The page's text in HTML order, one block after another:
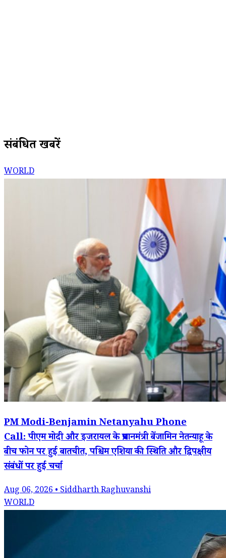
संबंधित खबरें
WORLD
PM Modi-Benjamin Netanyahu Phone
Call: पीएम मोदी और इजरायल के प्रधानमंत्री बेंजामिन नेतन्याहू के
बीच फोन पर हुई बातचीत, पश्चिम एशिया की स्थिति और द्विपक्षीय
संबंधों पर हुई चर्चा
Aug 06, 2026 • Siddharth Raghuvanshi
WORLD